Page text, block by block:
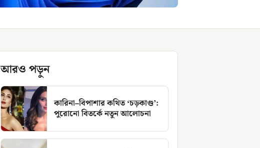
আরও পড়ুন
কারিনা–বিপাশার কথিত ‘চড়কাণ্ড’:
পুরোনো বিতর্কে নতুন আলোচনা